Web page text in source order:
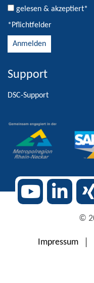
gelesen & akzeptiert*
*Pflichtfelder
Alternative:
Support
DSC-Support
©
Impressum